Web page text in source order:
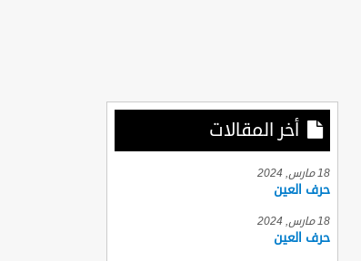
أخر المقالات
18 مارس, 2024
حرف العين
18 مارس, 2024
حرف العين